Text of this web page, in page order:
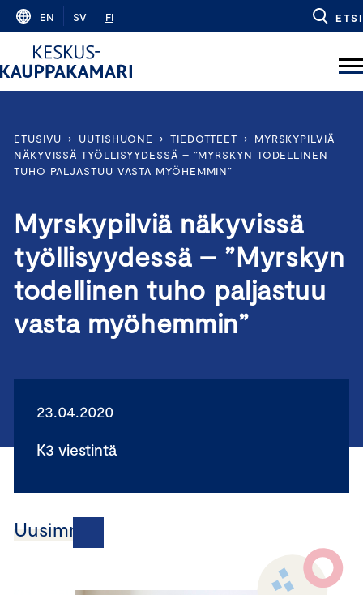
Skip
content
EN SV FI ETSI
ETUSIVU › UUTISHUONE › TIEDOTTEET ›
MYRSKYPILVIÄ
NÄKYVISSÄ TYÖLLISYYDESSÄ – ”MYRSKYN TODELLINEN
TUHO PALJASTUU VASTA MYÖHEMMIN”
Myrskypilviä näkyvissä
työllisyydessä – ”Myrskyn
todellinen tuho paljastuu
vasta myöhemmin”
23.04.2020
K3 viestintä
Uusimmat